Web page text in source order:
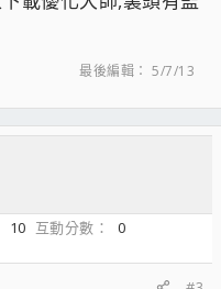
最後編輯： 5/7/13
10 互動分數
0